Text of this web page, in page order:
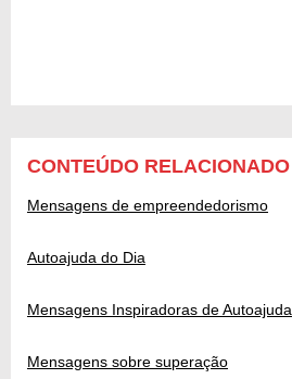
CONTEÚDO RELACIONADO
Mensagens de empreendedorismo
Autoajuda do Dia
Mensagens Inspiradoras de Autoajuda
Mensagens sobre superação